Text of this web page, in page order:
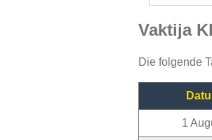
Vaktija
Die folgende
1